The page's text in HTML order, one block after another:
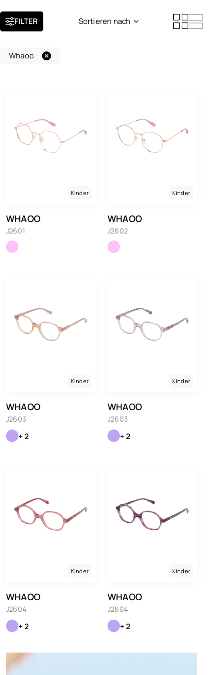
FILTER Sortieren nach
Whaoo
Kinder
WHAOO
J2601
Kinder
WHAOO
J2602
Kinder
WHAOO
J2603
+ 2
Kinder
WHAOO
J2603
+ 2
Kinder
WHAOO
J2604
+ 2
Kinder
WHAOO
J2604
+ 2